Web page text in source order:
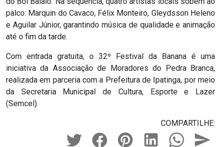
palco: Marquin do Cavaco, Félix Monteiro, Gleydsson Heleno
e Aguilar Júnior, garantindo música de qualidade e animação
até o fim da tarde.
Com entrada gratuita, o 32º Festival da Banana é uma
iniciativa da Associação de Moradores do Pedra Branca,
realizada em parceria com a Prefeitura de Ipatinga, por meio
da Secretaria Municipal de Cultura, Esporte e Lazer
(Semcel).
COMPARTILHE: